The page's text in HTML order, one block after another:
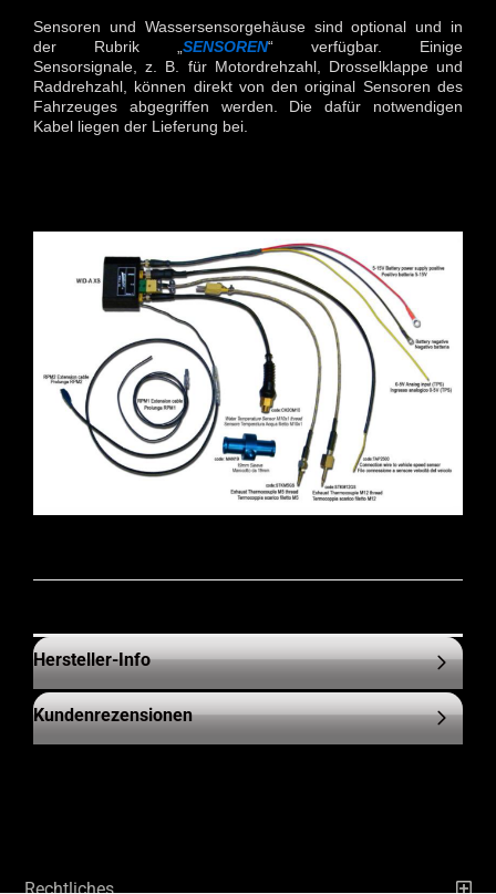
Sensoren und Wassersensorgehäuse sind optional und in
der Rubrik „ SENSOREN“ verfügbar. Einige
Sensorsignale, z. B. für Motordrehzahl, Drosselklappe und
Raddrehzahl, können direkt von den original Sensoren des
Fahrzeuges abgegriffen werden. Die dafür notwendigen
Kabel liegen der Lieferung bei.
Hersteller-Info
Kundenrezensionen
Rechtliches